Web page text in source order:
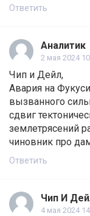
Ответить
Аналитик
2 мая 2024
Чип и Дейл,
Авария на
вызванного
сдвиг
землетрясений
чиновник про
Ответить
Чип И
4 мая 2024